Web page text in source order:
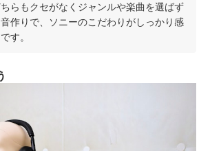
らもクセがなくジャンルや楽曲を選ばず
作りで、ソニーのこだわりがしっかり感
す。